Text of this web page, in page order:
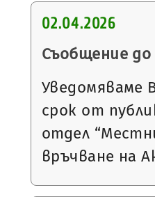
02.04.2026
Съобщение
Уведомяваме
срок от
отдел
връчване на